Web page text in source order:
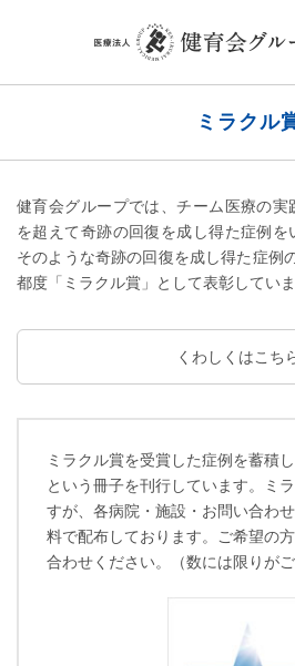
ミラクル
健育会グループでは、チーム医療の
を超えて奇跡の回復を成し得た症例を
そのような奇跡の回復を成し得た症例
都度「ミラクル賞」として表彰していま
くわしくはこち
ミラクル賞を受賞した症例を蓄積
という冊子を刊行しています。ミ
すが、各病院・施設・お問い合わ
料で配布しております。
ご希望の
合わせください。
（数には限りが